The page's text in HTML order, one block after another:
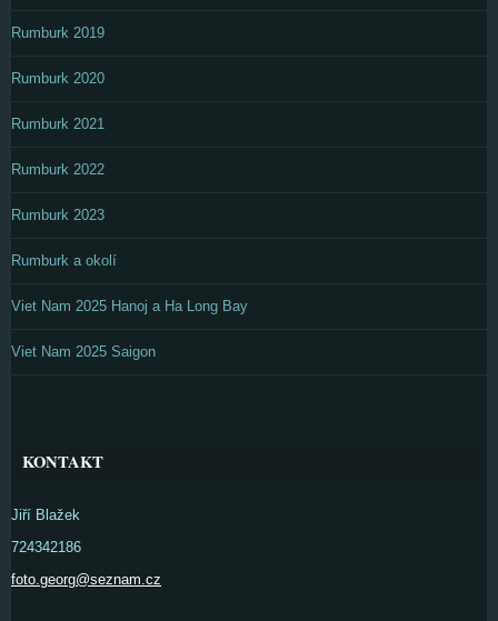
Rumburk 2019
Rumburk 2020
Rumburk 2021
Rumburk 2022
Rumburk 2023
Rumburk a okolí
Viet Nam 2025 Hanoj a Ha Long Bay
Viet Nam 2025 Saigon
KONTAKT
Jiří Blažek
724342186
foto.georg@seznam.cz